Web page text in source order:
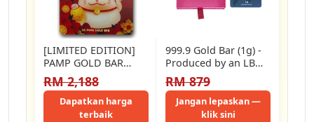
[LIMITED EDITION]
PAMP GOLD BAR
999.9 1g (EMAS 999.9)
Good Luck Cat
RM 2,188
Dapatkan harga
terbaik
999.9 Gold Bar (1g) -
Produced by an LBMA
Good Delivery List…
RM 879
Jangan lepaskan —
klik sini